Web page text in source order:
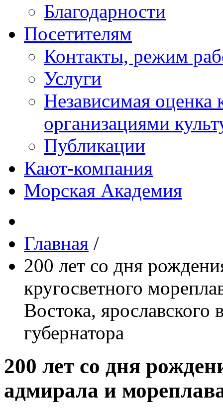
Благодарности
Посетителям
Контакты, режим
Услуги
Независимая оценка
организациями
Публикации
Кают-компания
Морская Академия
Главная /
200 лет со дня
кругосветного
Востока, ярославского
губернатора
200 лет со дня
адмирала и